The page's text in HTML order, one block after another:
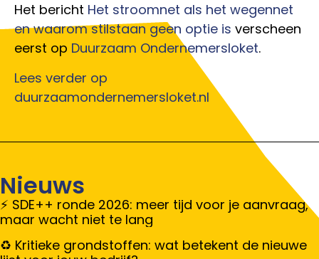
Het bericht Het stroomnet als het wegennet
en waarom stilstaan geen optie is verscheen
eerst op Duurzaam Ondernemersloket.
Lees verder op
duurzaamondernemersloket.nl
Nieuws
SDE++ ronde 2026: meer tijd voor je aanvraag,
maar wacht niet te lang
Kritieke grondstoffen: wat betekent de nieuwe